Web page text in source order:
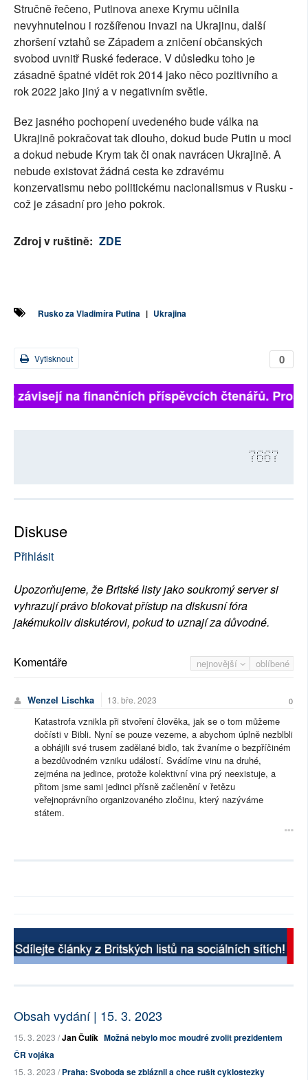
Stručně řečeno, Putinova anexe Krymu učinila
nevyhnutelnou i rozšířenou invazi na Ukrajinu, další
zhoršení vztahů se Západem a zničení občanských
svobod uvnitř Ruské federace. V důsledku toho je
zásadně špatné vidět rok 2014 jako něco pozitivního a
rok 2022 jako jiný a v negativním světle.
Bez jasného pochopení uvedeného bude válka na
Ukrajině pokračovat tak dlouho, dokud bude Putin u moci
a dokud nebude Krym tak či onak navrácen Ukrajině. A
nebude existovat žádná cesta ke zdravému
konzervatismu nebo politickému nacionalismus v Rusku -
což je zásadní pro jeho pokrok.
Zdroj v ruštině: ZDE
Rusko za Vladimíra Putina | Ukrajina
0
Vytisknout
závisejí na finančních příspěvcích čtenářů.
7667
Diskuse
Přihlásit
Upozorňujeme, že Britské listy jako soukromý server si
vyhrazují právo blokovat přístup na diskusní fóra
jakémukoliv diskutérovi, pokud to uznají za důvodné.
nejnovější oblíbené
Komentáře
Wenzel Lischka 13. bře. 2023 0
Katastrofa vznikla při stvoření člověka, jak se o tom můžeme
dočísti v Bibli. Nyní se pouze vezeme, a abychom úplně nezblbli
a obhájili své trusem zadělané bidlo, tak žvaníme o bezpříčiném
a bezdůvodném vzniku událostí. Svádíme vinu na druhé,
zejména na jedince, protože kolektivní vina prý neexistuje, a
přitom jsme sami jedinci přísně začlenění v řetězu
veřejnoprávního organizovaného zločinu, který nazýváme
státem.
Obsah vydání | 15. 3. 2023
15. 3. 2023 /Jan Čulík Možná nebylo moc moudré zvolit prezidentem
ČR vojáka
15. 3. 2023 /Praha: Svoboda se zbláznil a chce rušit cyklostezky